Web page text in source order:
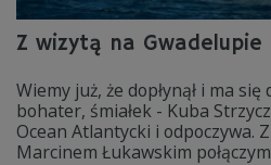
Z wizytą na Gwadelupie
Wiemy już, że dopłynął i ma
bohater, śmiałek - Kuba
Ocean Atlantycki i odpoczywa.
Marcinem Łukawskim